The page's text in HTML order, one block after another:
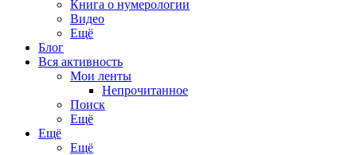
Книга о нумерологии
Видео
Ещё
Блог
Вся активность
Мои ленты
Непрочитанное
Поиск
Ещё
Ещё
Ещё